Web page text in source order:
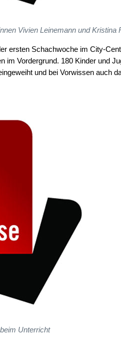
Vivien Leinemann und Kristina
ersten Schachwoche im City-
im Vordergrund. 180 Kinder und
und bei Vorwissen auch
Unterricht